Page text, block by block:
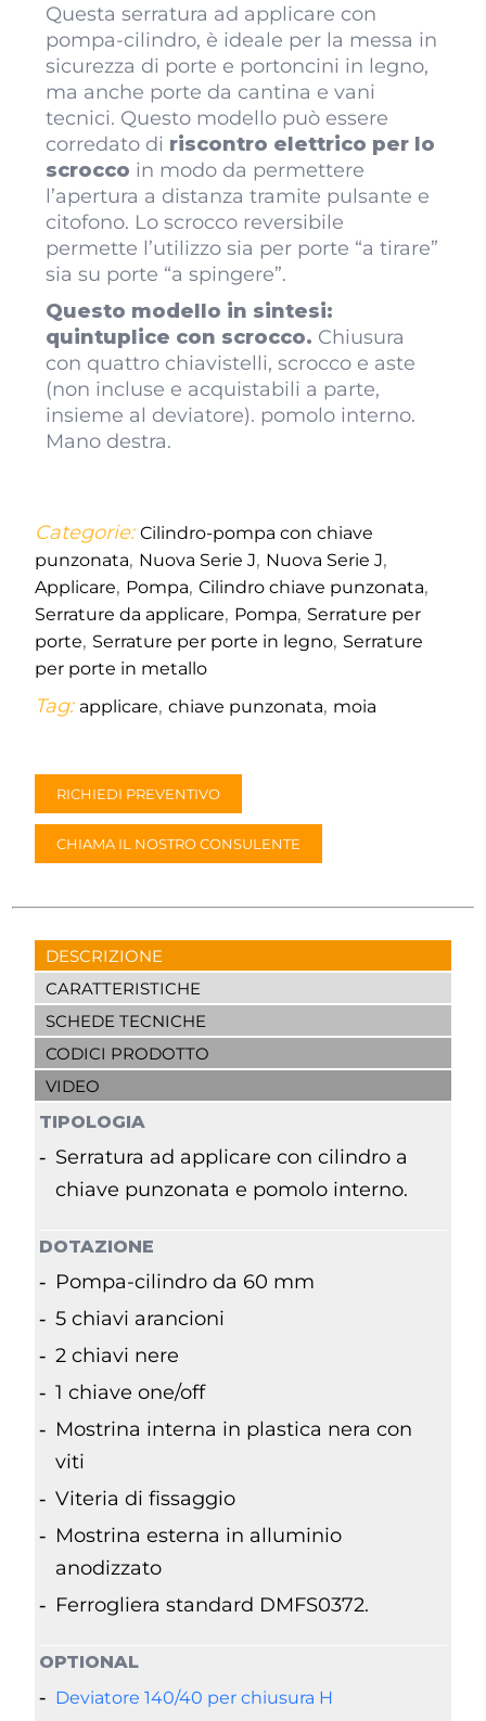
Questa serratura ad applicare con
pompa-cilindro, è ideale per la messa in
sicurezza di porte e portoncini in legno,
ma anche porte da cantina e vani
tecnici. Questo modello può essere
corredato di riscontro elettrico per lo
scrocco in modo da permettere
l’apertura a distanza tramite pulsante e
citofono. Lo scrocco reversibile
permette l’utilizzo sia per porte “a tirare”
sia su porte “a spingere”.
Questo modello in sintesi:
quintuplice con scrocco. Chiusura
con quattro chiavistelli, scrocco e aste
(non incluse e acquistabili a parte,
insieme al deviatore). pomolo interno.
Mano destra.
Categorie:Cilindro-pompa con chiave
punzonata, Nuova Serie J, Nuova Serie J,
Applicare, Pompa, Cilindro chiave punzonata,
Serrature da applicare, Pompa, Serrature per
porte, Serrature per porte in legno, Serrature
per porte in metallo
Tag: applicare, chiave punzonata, moia
RICHIEDI PREVENTIVO
CHIAMA IL NOSTRO CONSULENTE
DESCRIZIONE
CARATTERISTICHE
SCHEDE TECNICHE
CODICI PRODOTTO
VIDEO
TIPOLOGIA
Serratura ad applicare con cilindro a
chiave punzonata e pomolo interno.
DOTAZIONE
Pompa-cilindro da 60 mm
5 chiavi arancioni
2 chiavi nere
1 chiave one/off
Mostrina interna in plastica nera con
viti
Viteria di fissaggio
Mostrina esterna in alluminio
anodizzato
Ferrogliera standard DMFS0372.
OPTIONAL
Deviatore 140/40 per chiusura H